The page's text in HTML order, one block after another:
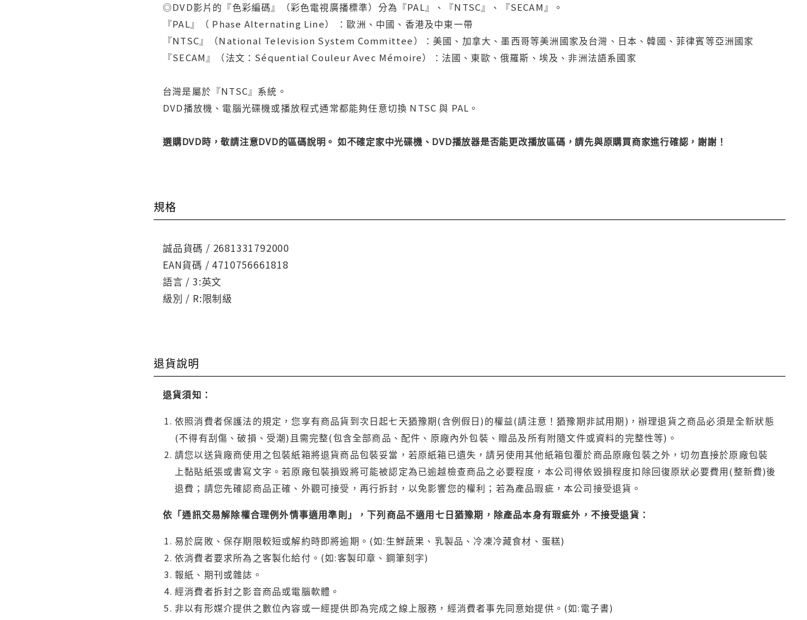
◎DVD影片的『色彩編碼』（彩色電視廣播標準）分為『PAL』、『NTSC』、『SECAM』。
『PAL』（ Phase Alternating Line） ：歐洲、中國、香港及中東一帶
『NTSC』（National Television System Committee）：美國、加拿大、墨西哥等美洲國家及台灣、日本、韓國、菲律賓等亞洲國家
『SECAM』（法文：Séquential Couleur Avec Mémoire）：法國、東歐、俄羅斯、埃及、非洲法語系國家
台灣是屬於『NTSC』系統。
DVD播放機、電腦光碟機或播放程式通常都能夠任意切換 NTSC 與 PAL。
選購DVD時，敬請注意DVD的區碼說明。 如不確定家中光碟機、DVD播放器是否能更改播放區碼，請先與原購買商家進行確認，謝謝！
規格
誠品貨碼 / 2681331792000
EAN貨碼 / 4710756661818
語言 / 3:英文
級別 / R:限制級
退貨說明
退貨須知：
依照消費者保護法的規定，您享有商品貨到次日起七天猶豫期(含例假日)的權益(請注意！猶豫期非試用期)，辦理退貨之商品必須是全新狀態
(不得有刮傷、破損、受潮)且需完整(包含全部商品、配件、原廠內外包裝、贈品及所有附隨文件或資料的完整性等)。
請您以送貨廠商使用之包裝紙箱將退貨商品包裝妥當，若原紙箱已遺失，請另使用其他紙箱包覆於商品原廠包裝之外，切勿直接於原廠包裝
上黏貼紙張或書寫文字。若原廠包裝損毀將可能被認定為已逾越檢查商品之必要程度，本公司得依毀損程度扣除回復原狀必要費用(整新費)後
退費；請您先確認商品正確、外觀可接受，再行拆封，以免影響您的權利；若為產品瑕疵，本公司接受退貨。
依「通訊交易解除權合理例外情事適用準則」，下列商品不適用七日猶豫期，除產品本身有瑕疵外，不接受退貨：
易於腐敗、保存期限較短或解約時即將逾期。(如:生鮮蔬果、乳製品、冷凍冷藏食材、蛋糕)
依消費者要求所為之客製化給付。(如:客製印章、鋼筆刻字)
報紙、期刊或雜誌。
經消費者拆封之影音商品或電腦軟體。
非以有形媒介提供之數位內容或一經提供即為完成之線上服務，經消費者事先同意始提供。(如:電子書)